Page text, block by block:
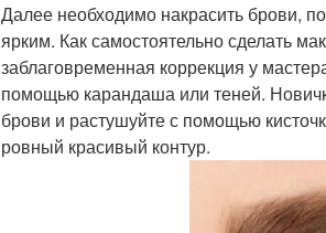
Далее необходимо накрасить брови,
ярким. Как самостоятельно сделать
заблаговременная коррекция у
помощью карандаша или теней.
брови и растушуйте с помощью
ровный красивый контур.